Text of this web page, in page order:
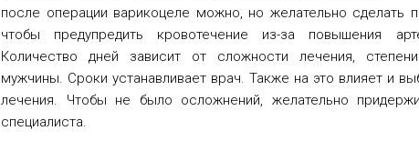
после операции варикоцеле можно, но желательно сделать
чтобы предупредить кровотечение из-за повышения
Количество дней зависит от сложности лечения,
мужчины. Сроки устанавливает врач. Также на это влияет и
лечения. Чтобы не было осложнений, желательно
специалиста.